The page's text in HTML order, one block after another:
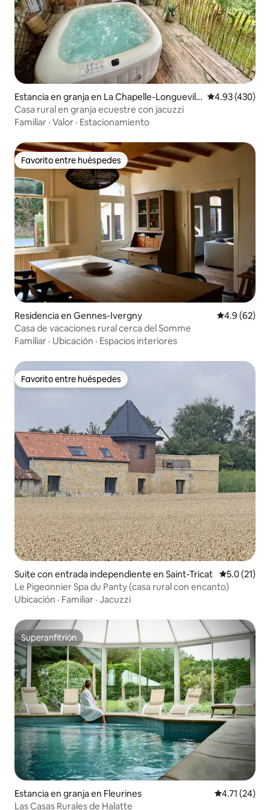
Estancia en granja en La Chapelle-Longuevill
e
Calificación
4.93 (430)
Casa rural en granja ecuestre con jacuzzi
Familiar · Valor · Estacionamiento
Favorito entre huéspedes
Favorito entre huéspedes
Residencia en Gennes-Ivergny Calificación
4.9 (62)
Casa de vacaciones rural cerca del Somme
Familiar · Ubicación · Espacios interiores
Favorito entre huéspedes
Favorito entre huéspedes
Suite con entrada independiente en Saint-Tricat Calificación
5.0 (21)
Le Pigeonnier Spa du Panty (casa rural con encanto)
Ubicación · Familiar · Jacuzzi
Superanfitrión
Superanfitrión
Estancia en granja en Fleurines Calificación
4.71 (24)
Las Casas Rurales de Halatte